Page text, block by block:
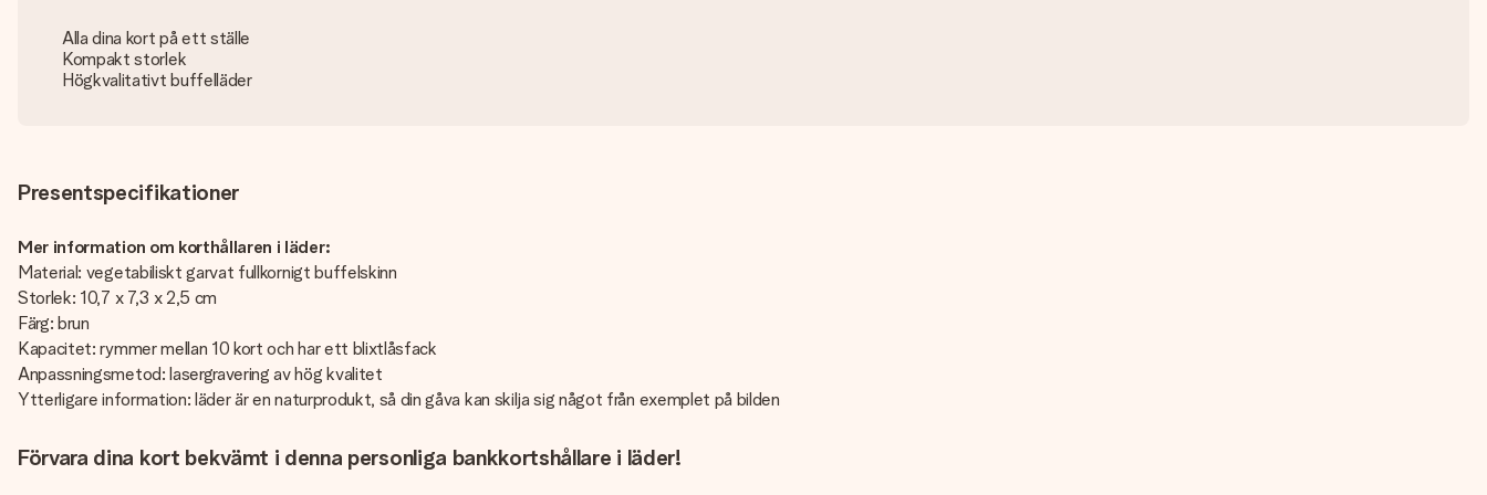
Alla dina kort på ett ställe
Kompakt storlek
Högkvalitativt buffelläder
Presentspecifikationer
Mer information om korthållaren i läder:
Material: vegetabiliskt garvat fullkornigt buffelskinn
Storlek: 10,7 x 7,3 x 2,5 cm
Färg: brun
Kapacitet: rymmer mellan 10 kort och har ett blixtlåsfack
Anpassningsmetod: lasergravering av hög kvalitet
Ytterligare information: läder är en naturprodukt, så din gåva kan skilja sig något från exemplet på bilden
Förvara dina kort bekvämt i denna personliga bankkortshållare i läder!